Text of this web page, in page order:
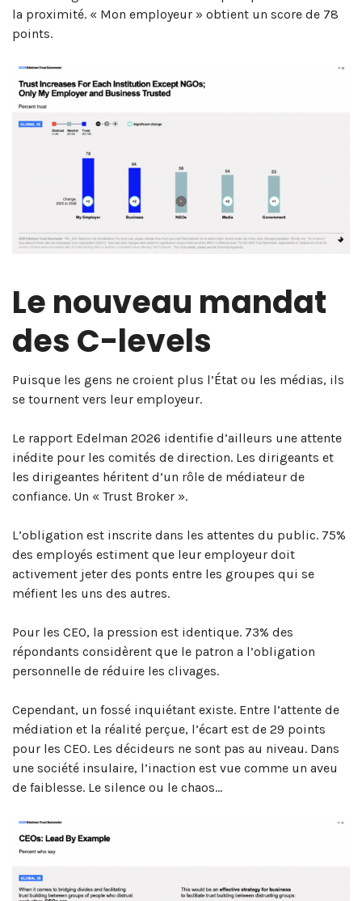
la proximité. « Mon employeur » obtient un score de 78
points.
Le nouveau mandat
des C-levels
Puisque les gens ne croient plus l’État ou les médias, ils
se tournent vers leur employeur.
Le rapport Edelman 2026 identifie d’ailleurs une attente
inédite pour les comités de direction. Les dirigeants et
les dirigeantes héritent d’un rôle de médiateur de
confiance. Un « Trust Broker ».
L’obligation est inscrite dans les attentes du public. 75%
des employés estiment que leur employeur doit
activement jeter des ponts entre les groupes qui se
méfient les uns des autres.
Pour les CEO, la pression est identique. 73% des
répondants considèrent que le patron a l’obligation
personnelle de réduire les clivages.
Cependant, un fossé inquiétant existe. Entre l’attente de
médiation et la réalité perçue, l’écart est de 29 points
pour les CEO. Les décideurs ne sont pas au niveau. Dans
une société insulaire, l’inaction est vue comme un aveu
de faiblesse. Le silence ou le chaos…